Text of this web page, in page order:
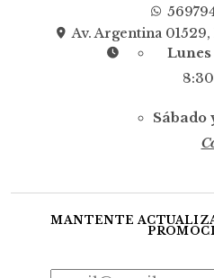
Av. Argentina
Sábado
MANTENTE